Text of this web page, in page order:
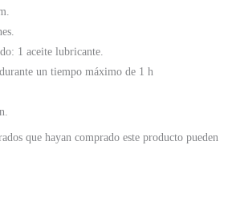
1 aceite lubricante.
un tiempo máximo de 1 h
que hayan comprado este producto pueden